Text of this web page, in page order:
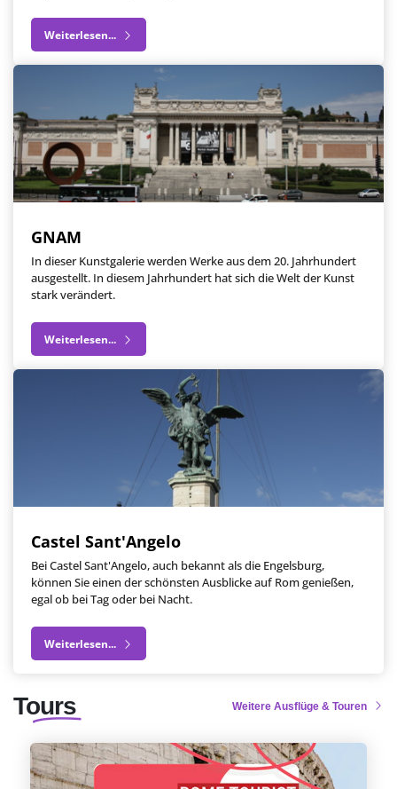
Tours Weitere Ausflüge & Touren
Tourismuskarte Rom
Weiterlesen...
GNAM
In dieser Kunstgalerie werden Werke aus dem 20. Jahrhundert
ausgestellt. In diesem Jahrhundert hat sich die Welt der Kunst
stark verändert.
Weiterlesen...
Castel Sant'Angelo
Bei Castel Sant'Angelo, auch bekannt als die Engelsburg,
können Sie einen der schönsten Ausblicke auf Rom genießen,
egal ob bei Tag oder bei Nacht.
Weiterlesen...